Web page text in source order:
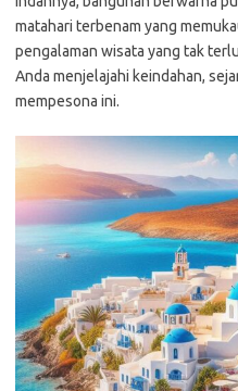
matahari terbenam yang
pengalaman wisata yang tak
Anda menjelajahi keindahan,
mempesona ini.